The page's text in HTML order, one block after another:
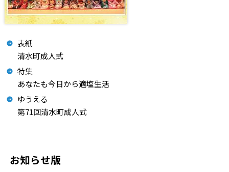
表紙
清水町成人式
特集
あなたも今日から適塩生活
ゆうえる
第71回清水町成人式
お知らせ版